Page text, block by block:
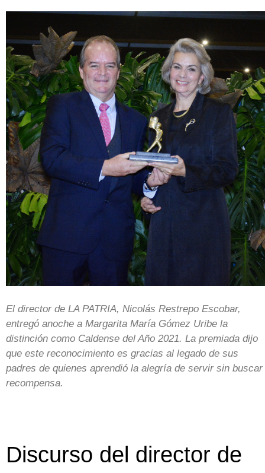
El director de LA PATRIA, Nicolás Restrepo Escobar,
entregó anoche a Margarita María Gómez Uribe la
distinción como Caldense del Año 2021. La premiada dijo
que este reconocimiento es gracias al legado de sus
padres de quienes aprendió la alegría de servir sin buscar
recompensa.
Discurso del director de